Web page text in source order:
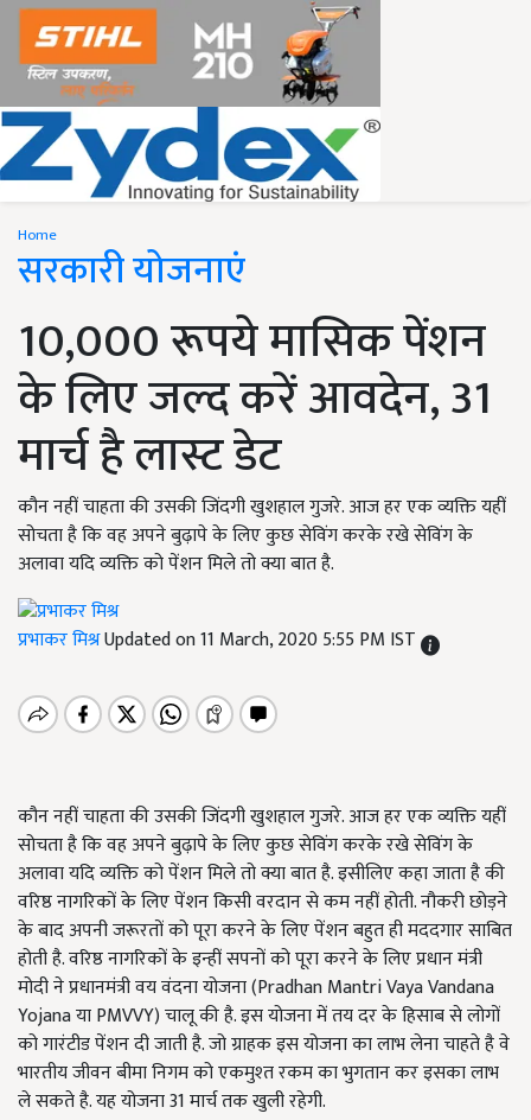
Home
सरकारी योजनाएं
10,000 रूपये मासिक पेंशन
के लिए जल्द करें आवदेन, 31
मार्च है लास्ट डेट
कौन नहीं चाहता की उसकी जिंदगी खुशहाल गुजरे. आज हर एक व्यक्ति यहीं
सोचता है कि वह अपने बुढ़ापे के लिए कुछ सेविंग करके रखे सेविंग के
अलावा यदि व्यक्ति को पेंशन मिले तो क्या बात है.
प्रभाकर मिश्रUpdated on 11 March, 2020 5:55 PM IST
कौन नहीं चाहता की उसकी जिंदगी खुशहाल गुजरे. आज हर एक व्यक्ति यहीं
सोचता है कि वह अपने बुढ़ापे के लिए कुछ सेविंग करके रखे सेविंग के
अलावा यदि व्यक्ति को पेंशन मिले तो क्या बात है. इसीलिए कहा जाता है की
वरिष्ठ नागरिकों के लिए पेंशन किसी वरदान से कम नहीं होती. नौकरी छोड़ने
के बाद अपनी जरूरतों को पूरा करने के लिए पेंशन बहुत ही मददगार साबित
होती है. वरिष्ठ नागरिकों के इन्हीं सपनों को पूरा करने के लिए प्रधान मंत्री
मोदी ने प्रधानमंत्री वय वंदना योजना (Pradhan Mantri Vaya Vandana
Yojana या PMVVY) चालू की है. इस योजना में तय दर के हिसाब से लोगों
को गारंटीड पेंशन दी जाती है. जो ग्राहक इस योजना का लाभ लेना चाहते है वे
भारतीय जीवन बीमा निगम को एकमुश्‍त रकम का भुगतान कर इसका लाभ
ले सकते है. यह योजना 31 मार्च तक खुली रहेगी.